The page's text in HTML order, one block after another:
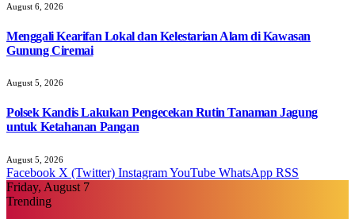
August 6, 2026
Menggali Kearifan Lokal dan Kelestarian Alam di Kawasan
Gunung Ciremai
August 5, 2026
Polsek Kandis Lakukan Pengecekan Rutin Tanaman Jagung
untuk Ketahanan Pangan
August 5, 2026
Facebook X (Twitter) InstagramYouTube WhatsApp RSS
Friday, August 7
Trending